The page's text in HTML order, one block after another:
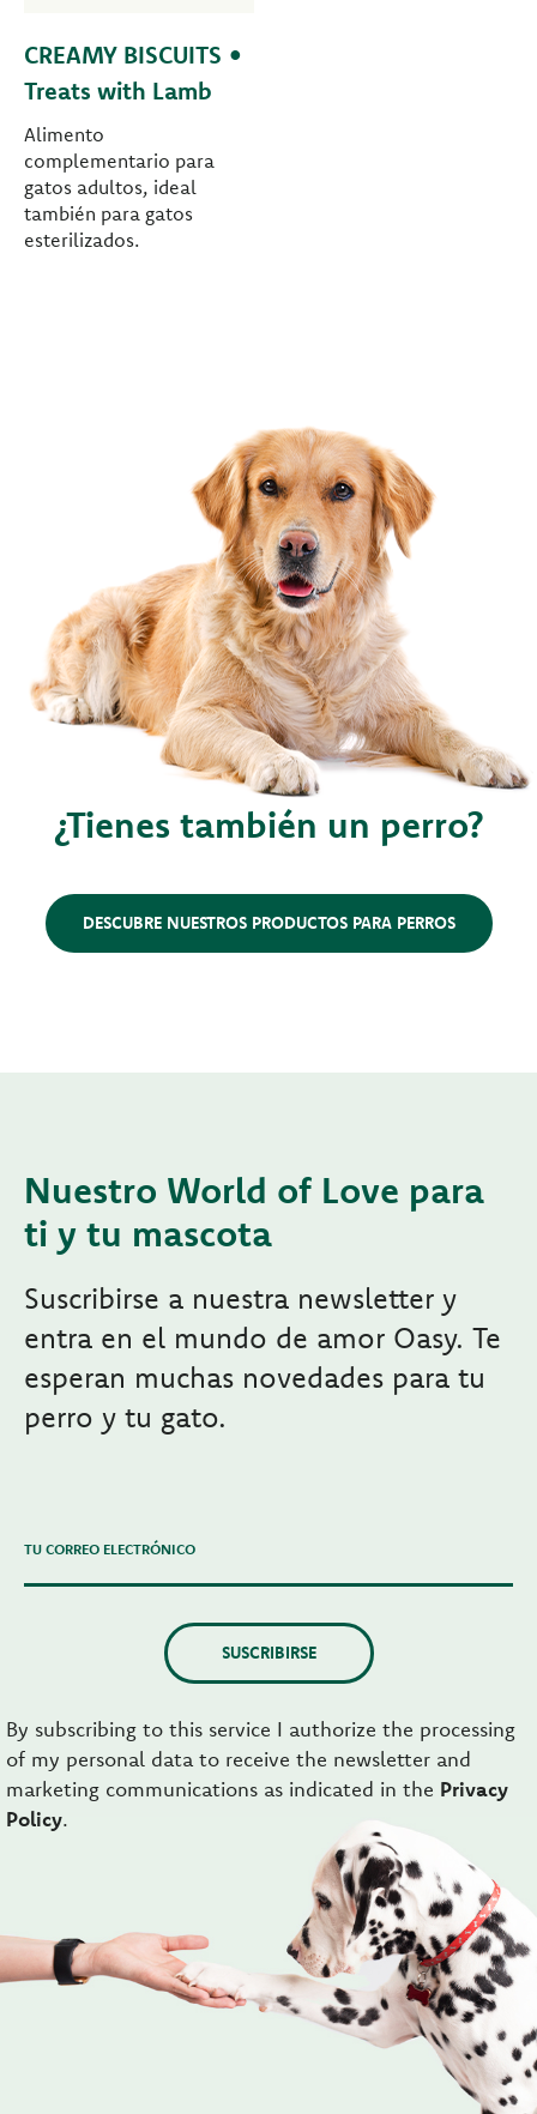
CREAMY BISCUITS •
Treats with Lamb
Alimento
complementario para
gatos adultos, ideal
también para gatos
esterilizados.
¿Tienes también un perro?
DESCUBRE NUESTROS PRODUCTOS PARA PERROS
Nuestro World of Love para
ti y tu mascota
Suscribirse a nuestra newsletter y
entra en el mundo de amor Oasy. Te
esperan muchas novedades para tu
perro y tu gato.
TU CORREO ELECTRÓNICO
SUSCRIBIRSE
By subscribing to this service I authorize the processing
of my personal data to receive the newsletter and
marketing communications as indicated in the Privacy
Policy.